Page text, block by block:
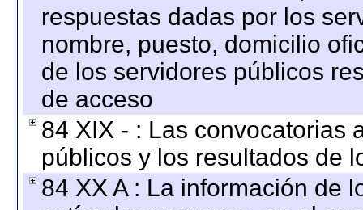
respuestas dadas por los
nombre, puesto, domicilio
de los servidores públicos
de acceso
84 XIX - : Las convocatorias
públicos y los resultados de
84 XX A : La información de